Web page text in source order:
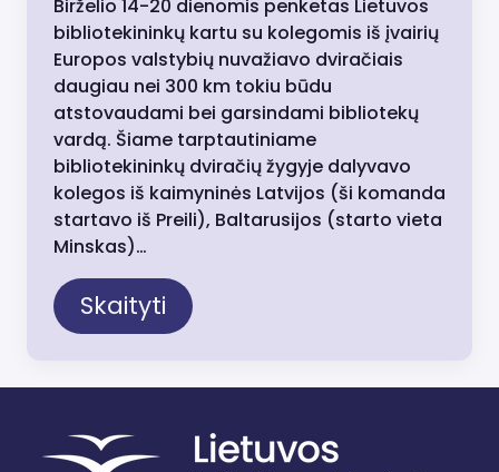
Birželio 14-20 dienomis penketas Lietuvos
bibliotekininkų kartu su kolegomis iš įvairių
Europos valstybių nuvažiavo dviračiais
daugiau nei 300 km tokiu būdu
atstovaudami bei garsindami bibliotekų
vardą. Šiame tarptautiniame
bibliotekininkų dviračių žygyje dalyvavo
kolegos iš kaimyninės Latvijos (ši komanda
startavo iš Preili), Baltarusijos (starto vieta
Minskas)…
Skaityti